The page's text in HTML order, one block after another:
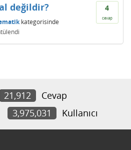
4
cevap
değildir?
kategorisinde
21,912
Cevap
3,975,031 Kullanıcı